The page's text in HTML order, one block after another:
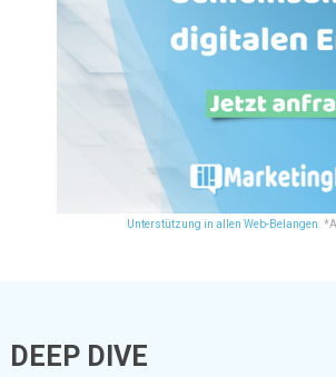
Unterstützung in allen Web-Belangen.
DEEP DIVE